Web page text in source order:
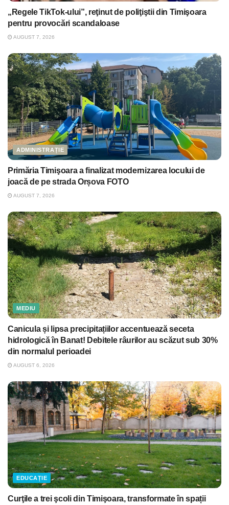
„Regele TikTok-ului”, reţinut de poliţiştii din Timişoara
pentru provocări scandaloase
AUGUST 7, 2026
ADMINISTRAȚIE
Primăria Timişoara a finalizat modernizarea locului de
joacă de pe strada Orșova FOTO
AUGUST 7, 2026
MEDIU
Canicula și lipsa precipitațiilor accentuează seceta
hidrologică în Banat! Debitele râurilor au scăzut sub 30%
din normalul perioadei
AUGUST 6, 2026
EDUCAȚIE
Curţile a trei şcoli din Timişoara, transformate în spații